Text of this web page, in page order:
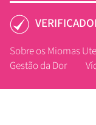
Sobre os Miomas
Gestão da Dor